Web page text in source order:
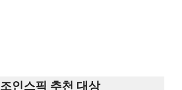
조인스픽 추천 대상